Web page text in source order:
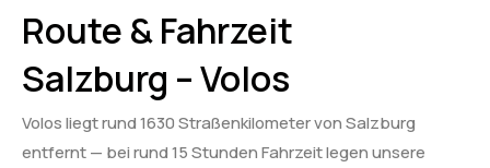
Route & Fahrzeit
Salzburg – Volos
Volos liegt rund 1630 Straßenkilometer von Salzburg
entfernt — bei rund 15 Stunden Fahrzeit legen unsere